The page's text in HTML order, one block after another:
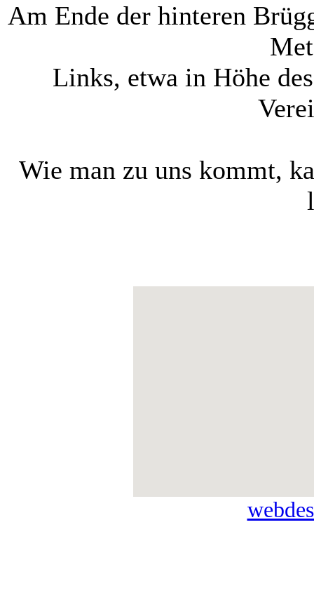
Am Ende der hinteren
Links, etwa in Höhe
Wie man zu uns kommt,